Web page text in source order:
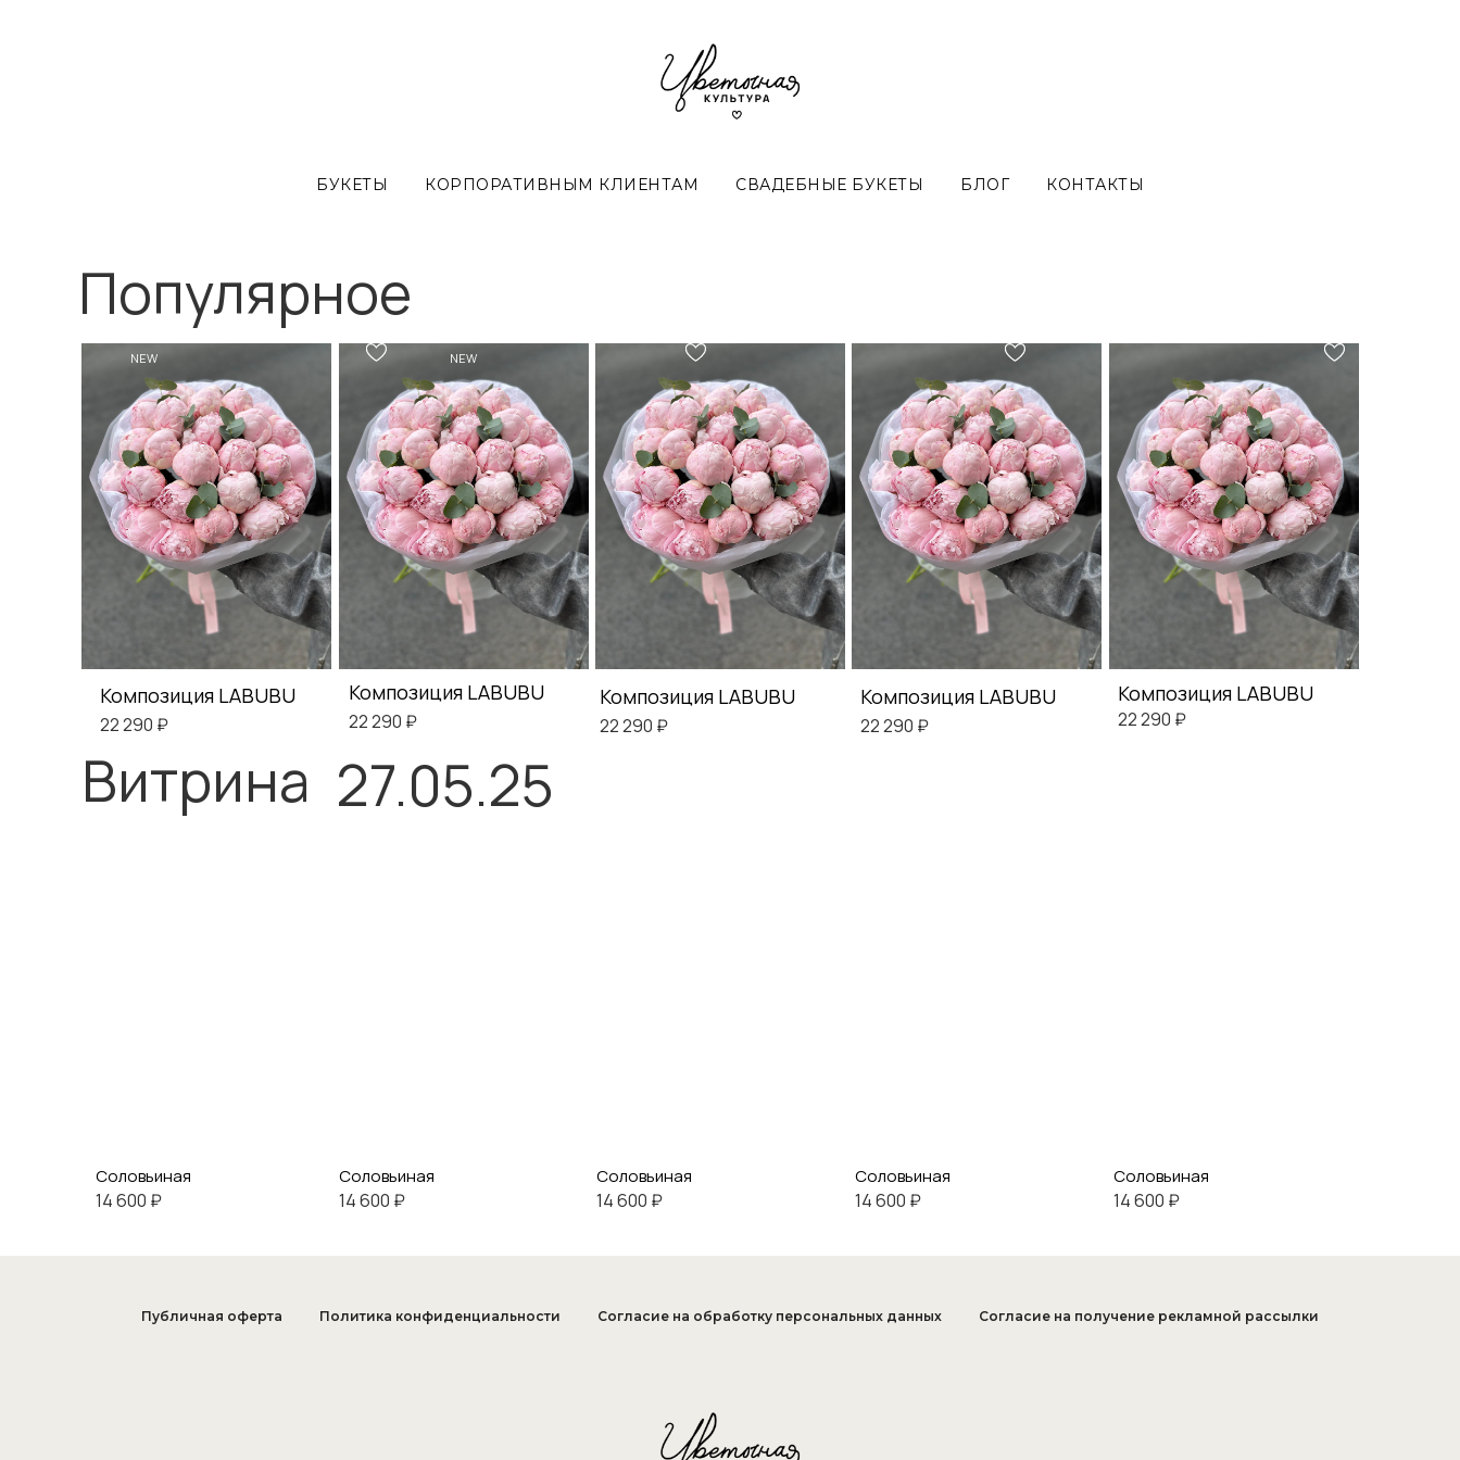
БУКЕТЫ КОРПОРАТИВНЫМ КЛИЕНТАМ СВАДЕБНЫЕ БУКЕТЫ БЛОГ КОНТАКТЫ
Популярное
Композиция LABUBU
Композиция LABUBU
Композиция LABUBU
Композиция LABUBU
Композиция LABUBU
NEW
22 290 ₽ 22 290 ₽ 22 290 ₽ 22 290 ₽ 22 290 ₽
NEW
Витрина 27.05.25
Соловьиная Соловьиная Соловьиная Соловьиная Соловьиная
14 600 ₽ 14 600 ₽ 14 600 ₽
14 600 ₽ 14 600 ₽
Публичная оферта Политика конфиденциальности Согласие на обработку персональных данных Согласие на получение рекламной рассылки